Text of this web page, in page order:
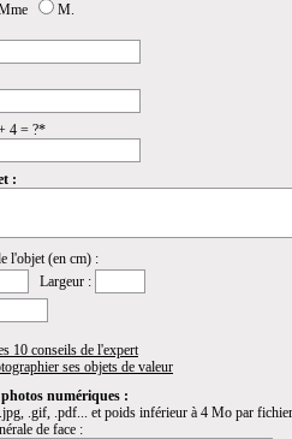
M.
4 = ?*
:
l'objet (en cm) :
Largeur :
10 conseils de l'expert
ses objets de valeur
numériques :
.gif, .pdf... et poids inférieur à 4 Mo par
de face :